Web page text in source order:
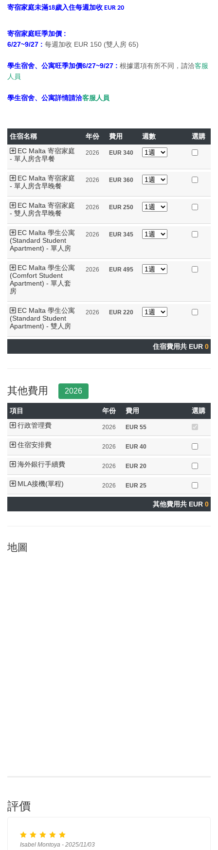
寄宿家庭未滿18歲入住每週加收 EUR 20
寄宿家庭旺季加價 :
6/27~9/27 : 每週加收 EUR 150 (雙人房 65)
學生宿舍、公寓旺季加價6/27~9/27 : 根據選項有所不同，請洽客服
人員
學生宿舍、公寓詳情請洽客服人員
住宿名稱 年份 費用 週數
選購
EC Malta 寄宿家庭
- 單人房含早餐
2026 EUR 340
EC Malta 寄宿家庭
- 單人房含早晚餐
2026 EUR 360
EC Malta 寄宿家庭
- 雙人房含早晚餐
2026 EUR 250
EC Malta 學生公寓
(Standard Student
Apartment) - 單人房
2026 EUR 345
EC Malta 學生公寓
(Comfort Student
Apartment) - 單人套
房
2026 EUR 495
EC Malta 學生公寓
(Standard Student
Apartment) - 雙人房
2026 EUR 220
住宿費用共 EUR 0
其他費用 2026
項目 年份 費用
選購
行政管理費
2026 EUR 55
住宿安排費 2026 EUR 40
海外銀行手續費 2026 EUR 20
MLA接機(單程) 2026 EUR 25
其他費用共 EUR 0
地圖
評價
Isabel Montoya - 2025/11/03